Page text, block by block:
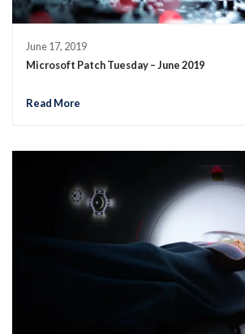
June 17, 2019
Microsoft Patch Tuesday – June 2019
Read More